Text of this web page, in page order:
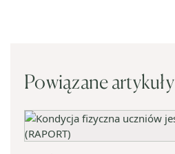
Powiązane artykuły